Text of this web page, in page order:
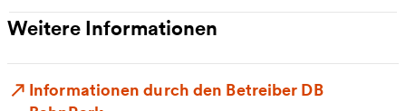
Weitere Informationen
Informationen durch den Betreiber DB